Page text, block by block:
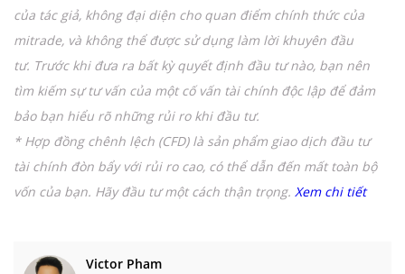
của tác giả, không đại diện cho quan điểm chính thức của
mitrade, và không thể được sử dụng làm lời khuyên đầu
tư. Trước khi đưa ra bất kỳ quyết định đầu tư nào, bạn nên
tìm kiếm sự tư vấn của một cố vấn tài chính độc lập để đảm
bảo bạn hiểu rõ những rủi ro khi đầu tư.
* Hợp đồng chênh lệch (CFD) là sản phẩm giao dịch đầu tư
tài chính đòn bẩy với rủi ro cao, có thể dẫn đến mất toàn bộ
vốn của bạn. Hãy đầu tư một cách thận trọng. Xem chi tiết
Victor Pham